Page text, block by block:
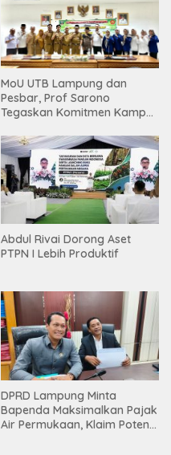
MoU UTB Lampung dan
Pesbar, Prof Sarono
Tegaskan Komitmen Kampus
Masyarakat
Abdul Rivai Dorong Aset
PTPN I Lebih Produktif
DPRD Lampung Minta
Bapenda Maksimalkan Pajak
Air Permukaan, Klaim Potensi